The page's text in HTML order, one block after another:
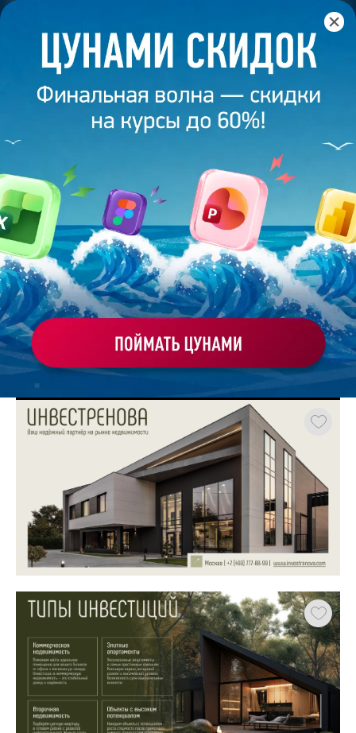
Главная /Банк слайдов / Презентация 637 – Работа
выполнена выпускником академии презентаций
Bonnie&Slide
ПРЕЗЕНТАЦИЯ 637 – РАБОТА
ВЫПОЛНЕНА ВЫПУСКНИКОМ
АКАДЕМИИ ПРЕЗЕНТАЦИЙ
BONNIE&SLIDE
Моё избранное
Работа
студента
ХОЧУ ЗАКАЗАТЬ ТАКУЮ ПРЕЗЕНТАЦИЮ